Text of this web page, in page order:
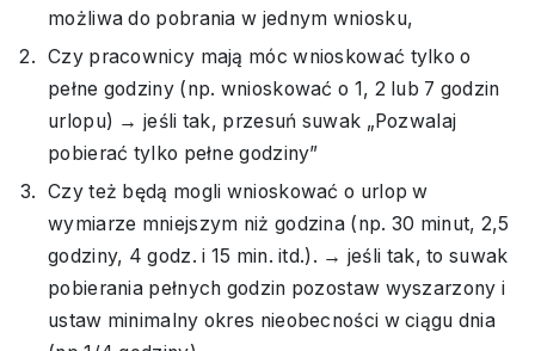
możliwa do pobrania w jednym wniosku,
Czy pracownicy mają móc wnioskować tylko o
pełne godziny (np. wnioskować o 1, 2 lub 7 godzin
urlopu) → jeśli tak, przesuń suwak „Pozwalaj
pobierać tylko pełne godziny”
Czy też będą mogli wnioskować o urlop w
wymiarze mniejszym niż godzina (np. 30 minut, 2,5
godziny, 4 godz. i 15 min. itd.). → jeśli tak, to suwak
pobierania pełnych godzin pozostaw wyszarzony i
ustaw minimalny okres nieobecności w ciągu dnia